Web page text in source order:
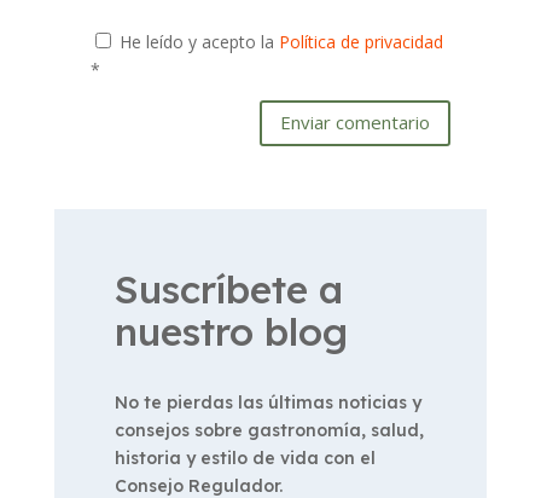
He leído y acepto la Política de privacidad
*
Enviar comentario
Suscríbete a
nuestro blog
No te pierdas las últimas noticias y
consejos sobre gastronomía, salud,
historia y estilo de vida con el
Consejo Regulador.